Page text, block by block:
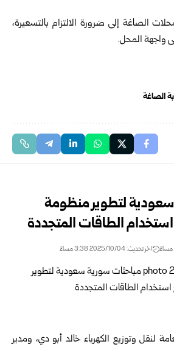
الصاغة إلى ضرورة الالتزام بالتسعيرة،
واجهة المحل.
الصاغة
لتطوير منظومة
استخدام الطاقات المتجددة
اخر تحديث: 2025/10/04 3:38 مساءً
لنقل وتوزيع الكهرباء خالد أبو دي، ومدير